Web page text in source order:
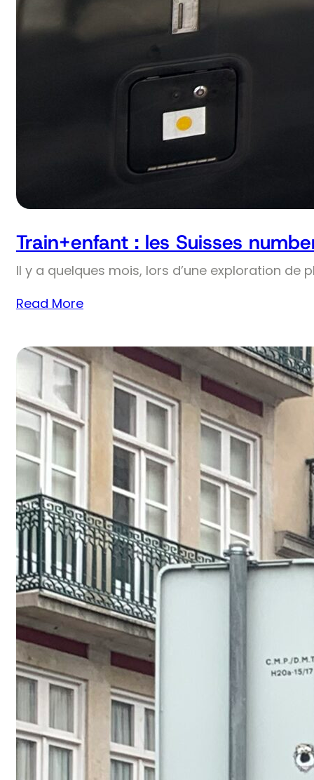
Train+enfant : les Suisses
Il y a quelques mois, lors d’une exploration de
Read More